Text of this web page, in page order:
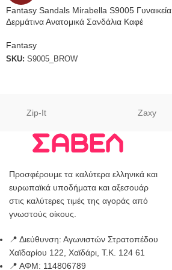
Fantasy Sandals Mirabella S9005 Γυναικεία
Δερμάτινα Ανατομικά Σανδάλια Καφέ
Fantasy
SKU: S9005_BROW
Zip-It Zaxy
Προσφέρουμε τα καλύτερα ελληνικά και
ευρωπαϊκά υποδήματα και αξεσουάρ
στις καλύτερες τιμές της αγοράς από
γνωστούς οίκους.
📍 Διεύθυνση: Αγωνιστών Στρατοπέδου
Χαϊδαρίου 122, Χαϊδάρι, Τ.Κ. 124 61
📍 ΑΦΜ: 114806789